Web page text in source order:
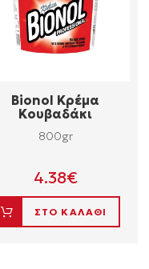
Bionol Κρέμα
Κουβαδάκι
800gr
4.38€
ΣΤΟ ΚΑΛΑΘΙ